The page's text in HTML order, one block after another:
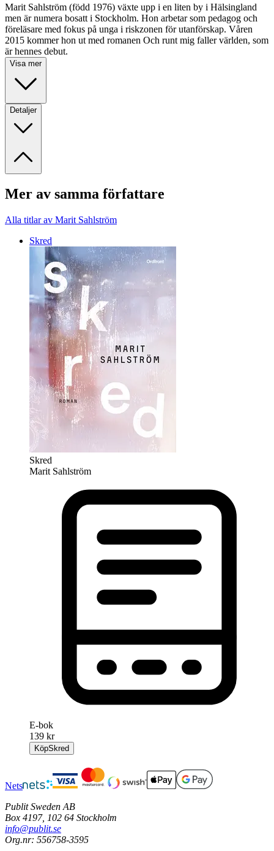
Marit Sahlström (född 1976) växte upp i en liten by i Hälsingland
men är numera bosatt i Stockholm. Hon arbetar som pedagog och
föreläsare med fokus på unga i riskzonen för utanförskap. Våren
2015 kommer hon ut med romanen Och runt mig faller världen, som
är hennes debut.
Visa mer
Detaljer
Mer av samma författare
Alla titlar av Marit Sahlström
Skred
Skred
Marit Sahlström
E-bok
139 kr
KöpSkred
Nets
Publit Sweden AB
Box 4197, 102 64 Stockholm
info@publit.se
Org.nr: 556758-3595